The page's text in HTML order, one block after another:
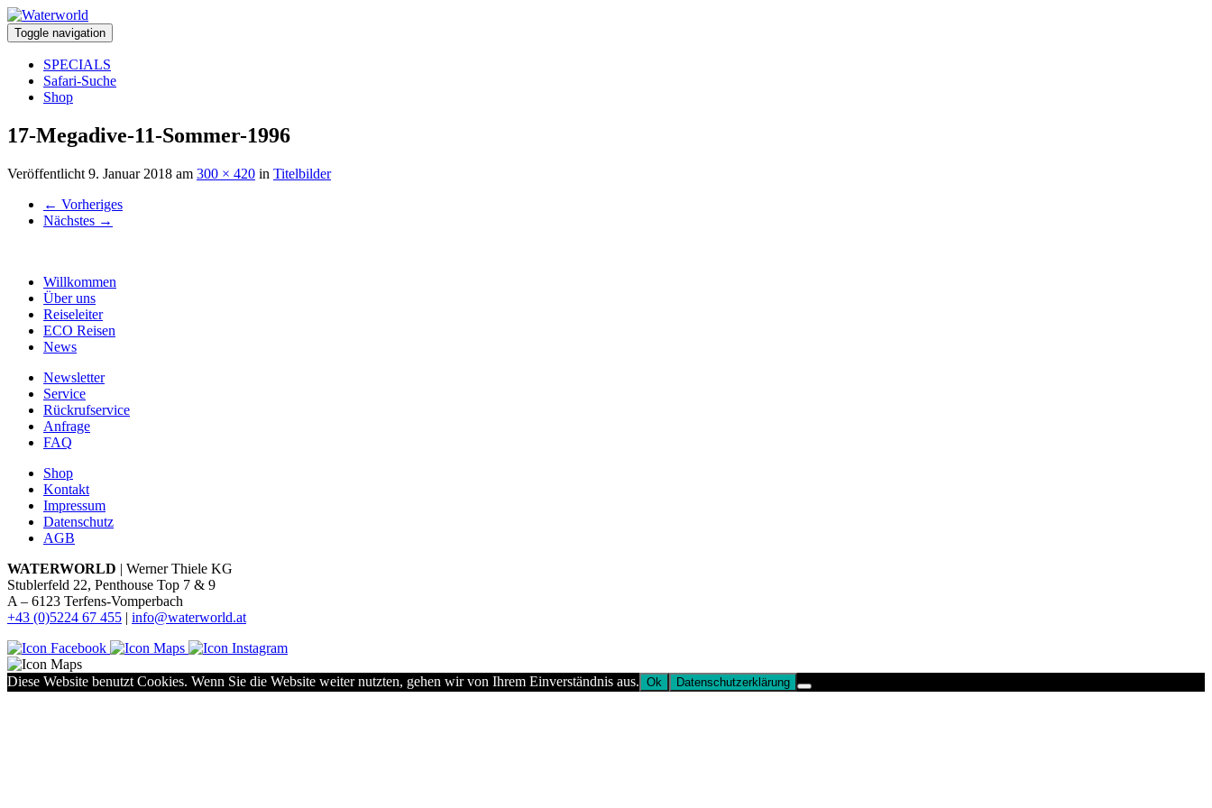
Toggle navigation
SPECIALS
Safari-Suche
Shop
17-Megadive-11-Sommer-1996
Veröffentlicht 9. Januar 2018 am 300 × 420 in Titelbilder
← Vorheriges
Nächstes →
Willkommen
Über uns
Reiseleiter
ECO Reisen
News
Newsletter
Service
Rückrufservice
Anfrage
FAQ
Shop
Kontakt
Impressum
Datenschutz
AGB
WATERWORLD | Werner Thiele KG
Stublerfeld 22, Penthouse Top 7 & 9
A – 6123 Terfens-Vomperbach
+43 (0)5224 67 455 | info@waterworld.at
Diese Website benutzt Cookies. Wenn Sie die Website weiter nutzten, gehen wir von Ihrem Einverständnis aus. Ok Datenschutzerklärung